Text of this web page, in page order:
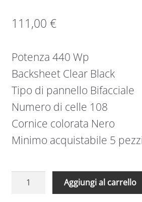
111,00 €
Potenza 440 Wp
Backsheet Clear Black
Tipo di pannello Bifacciale
Numero di celle 108
Cornice colorata Nero
Minimo acquistabile 5 pezzi
Aggiungi al carrello